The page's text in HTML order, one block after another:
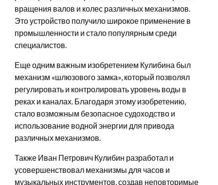
вращения валов и колес различных механизмов.
Это устройство получило широкое применение в
промышленности и стало популярным среди
специалистов.
Еще одним важным изобретением Кулибина был
механизм «шлюзового замка», который позволял
регулировать и контролировать уровень воды в
реках и каналах. Благодаря этому изобретению,
стало возможным безопасное судоходство и
использование водной энергии для привода
различных механизмов.
Также Иван Петрович Кулибин разработал и
усовершенствовал механизмы для часов и
музыкальных инструментов, создав неповторимые